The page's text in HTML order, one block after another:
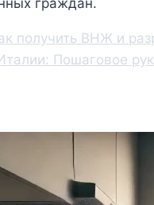
получить ВНЖ и
Пошаговое